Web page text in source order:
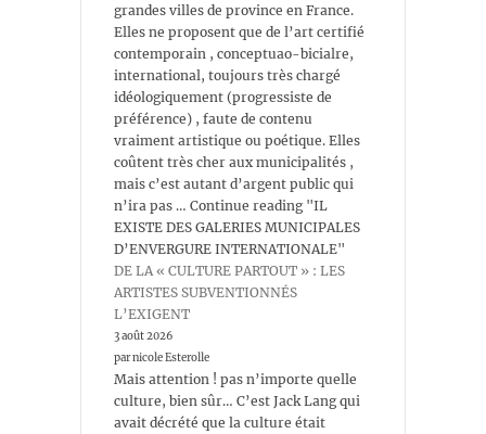
grandes villes de province en France.
Elles ne proposent que de l’art certifié
contemporain , conceptuao-bicialre,
international, toujours très chargé
idéologiquement (progressiste de
préférence) , faute de contenu
vraiment artistique ou poétique. Elles
coûtent très cher aux municipalités ,
mais c’est autant d’argent public qui
n’ira pas … Continue reading "IL
EXISTE DES GALERIES MUNICIPALES
D’ENVERGURE INTERNATIONALE"
DE LA « CULTURE PARTOUT » : LES
ARTISTES SUBVENTIONNÉS
L’EXIGENT
3 août 2026
par nicole Esterolle
Mais attention ! pas n’importe quelle
culture, bien sûr… C’est Jack Lang qui
avait décrété que la culture était